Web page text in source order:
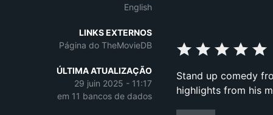
English
LINKS EXTERNOS
Página do TheMovieDB
ÚLTIMA ATUALIZAÇÃO
29 juin 2025 - 11:17
em 11 bancos de dados
Stand up comedy
highlights from his